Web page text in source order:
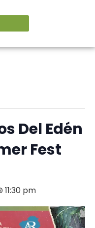
Del Edén
Fest
11:30 pm